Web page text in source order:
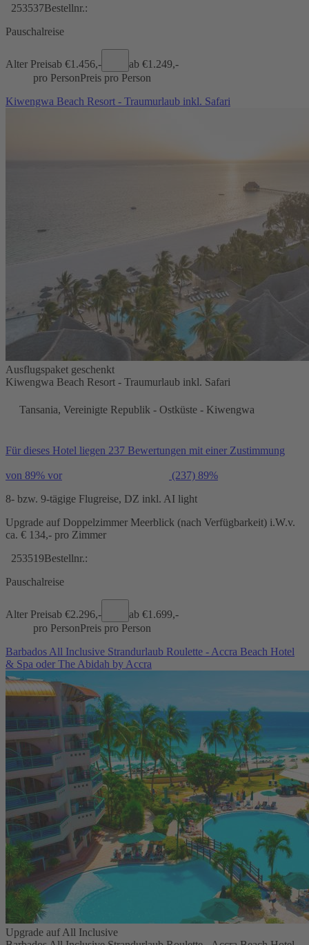
253537Bestellnr.:
Pauschalreise
Alter Preisab €1.456,- ab €1.249,-
pro PersonPreis pro Person
Kiwengwa Beach Resort - Traumurlaub inkl. Safari
Ausflugspaket geschenkt
Kiwengwa Beach Resort - Traumurlaub inkl. Safari
Tansania, Vereinigte Republik - Ostküste - Kiwengwa
Für dieses Hotel liegen 237 Bewertungen mit einer Zustimmung
von 89% vor (237) 89%
8- bzw. 9-tägige Flugreise, DZ inkl. AI light
Upgrade auf Doppelzimmer Meerblick (nach Verfügbarkeit) i.W.v.
ca. € 134,- pro Zimmer
253519Bestellnr.:
Pauschalreise
Alter Preisab €2.296,- ab €1.699,-
pro PersonPreis pro Person
Barbados All Inclusive Strandurlaub Roulette - Accra Beach Hotel
& Spa oder The Abidah by Accra
Upgrade auf All Inclusive